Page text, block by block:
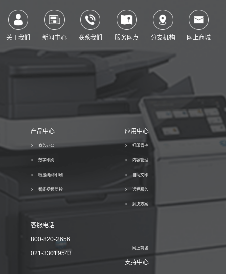
关于我们 新闻中心 联系我们 服务网点 分支机构 网上商城
产品中心
商务办公
数字印刷
喷墨纺织印刷
智能视频监控
客服电话
800-820-2656
021-33019543
应用中心
打印管控
内容管理
自助文印
远程服务
解决方案
网上商城
支持中心